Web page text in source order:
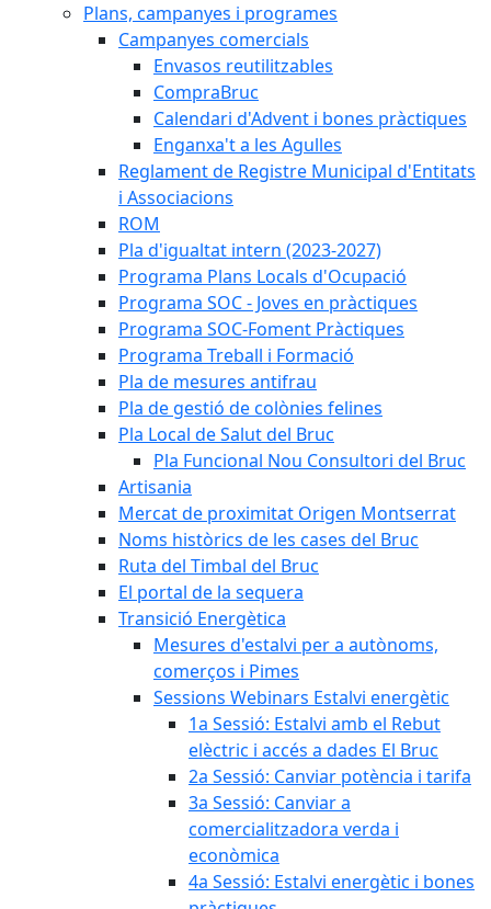
Plans, campanyes i programes
Campanyes comercials
Envasos reutilitzables
CompraBruc
Calendari d'Advent i bones pràctiques
Enganxa't a les Agulles
Reglament de Registre Municipal d'Entitats
i Associacions
ROM
Pla d'igualtat intern (2023-2027)
Programa Plans Locals d'Ocupació
Programa SOC - Joves en pràctiques
Programa SOC-Foment Pràctiques
Programa Treball i Formació
Pla de mesures antifrau
Pla de gestió de colònies felines
Pla Local de Salut del Bruc
Pla Funcional Nou Consultori del Bruc
Artisania
Mercat de proximitat Origen Montserrat
Noms històrics de les cases del Bruc
Ruta del Timbal del Bruc
El portal de la sequera
Transició Energètica
Mesures d'estalvi per a autònoms,
comerços i Pimes
Sessions Webinars Estalvi energètic
1a Sessió: Estalvi amb el Rebut
elèctric i accés a dades El Bruc
2a Sessió: Canviar potència i tarifa
3a Sessió: Canviar a
comercialitzadora verda i
econòmica
4a Sessió: Estalvi energètic i bones